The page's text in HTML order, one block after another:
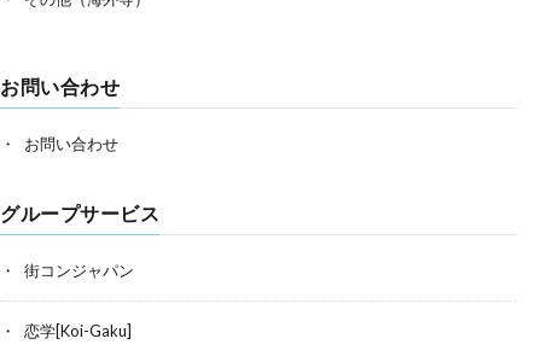
お問い合わせ
お問い合わせ
グループサービス
街コンジャパン
恋学[Koi-Gaku]